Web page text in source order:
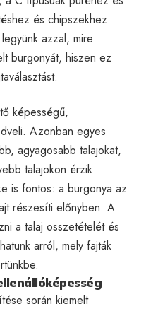
és chipszekhez
azzal, mire
burgonyát, hiszen ez
képességű,
Azonban egyes
agyagosabb talajokat,
talajokon érzik
is fontos: a burgonya az
részesíti előnyben. A
a talaj összetételét és
arról, mely fajták
során kiemelt